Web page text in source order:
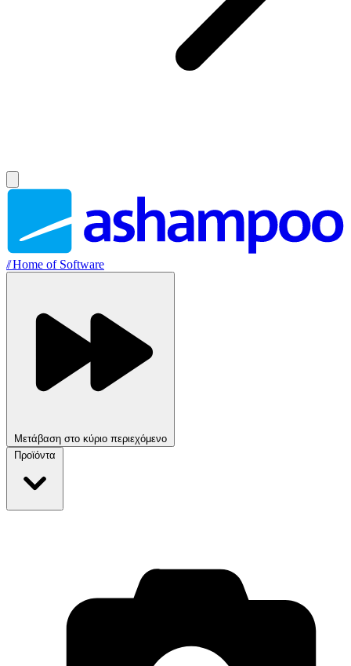
//Home of Software
Μετάβαση στο κύριο περιεχόμενο
Προϊόντα